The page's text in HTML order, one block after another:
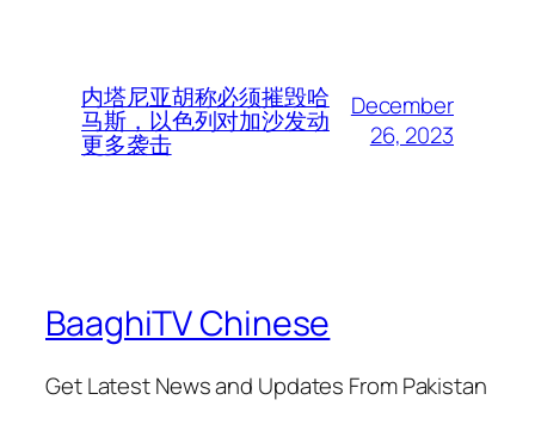
内塔尼亚胡称必须摧毁哈
马斯，以色列对加沙发动
更多袭击
December
26, 2023
BaaghiTV Chinese
Get Latest News and Updates From Pakistan